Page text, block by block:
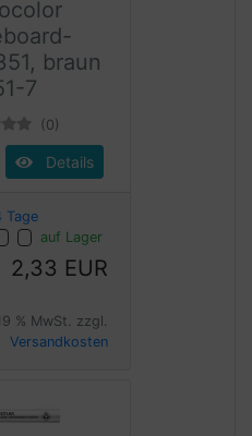
braun
7
(0)
Details
Tage
auf Lager
2,33 EUR
% MwSt. zzgl.
Versandkosten